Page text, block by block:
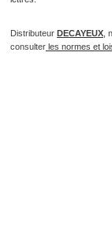
Distributeur DECAYEUX ,
consulter les normes et